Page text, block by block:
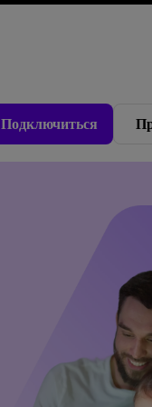
Подключиться